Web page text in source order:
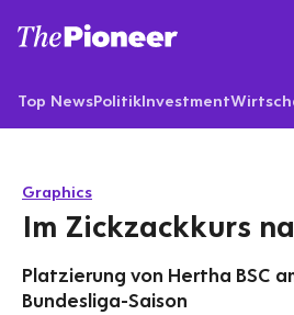
Top NewsPolitikInvestment
Graphics
Im Zickzackkurs
Platzierung von Hertha BSC
Bundesliga-Saison